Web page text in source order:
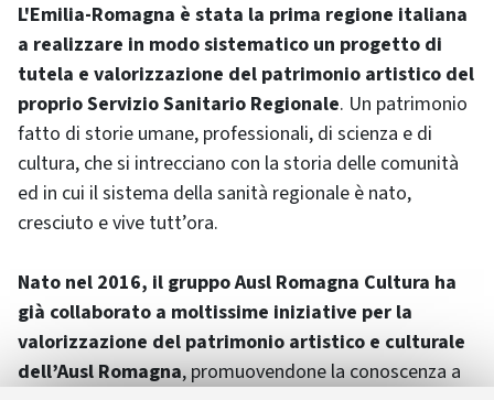
L'Emilia-Romagna è stata la prima regione italiana
a realizzare in modo sistematico un progetto di
tutela e valorizzazione del patrimonio artistico del
proprio Servizio Sanitario Regionale. Un patrimonio
fatto di storie umane, professionali, di scienza e di
cultura, che si intrecciano con la storia delle comunità
ed in cui il sistema della sanità regionale è nato,
cresciuto e vive tutt’ora.
Nato nel 2016, il gruppo Ausl Romagna Cultura ha
già collaborato a moltissime iniziative per la
valorizzazione del patrimonio artistico e culturale
dell’Ausl Romagna, promuovendone la conoscenza a